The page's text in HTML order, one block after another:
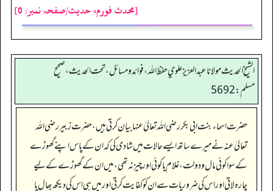
[محدث فورم، حدیث/صفحہ نمبر: 0]
الشيخ الحديث مولانا عبدالعزيز علوي حفظ الله، فوائد و مسائل، تحت الحديث ، صحيح
مسلم: 5692
حضرت اسماء بنت ابی بکر رضی اللہ تعالیٰ عنہا بیان کرتی ہیں، حضرت زبیر رضی اللہ
تعالیٰ عنہ نے میرے ساتھ ایسے حالات میں شادی کی کہ ان کے پاس اپنے گھوڑے
کے سوا کوئی مال و دولت، غلام یا کوئی اور چیز نہ تھی، میں ان کے گھوڑے کے لیے
چارہ لاتی اور اس کی ضروریات سے ان کو کفایت کرتی اور میں ہی اس کی دیکھ بھال یا